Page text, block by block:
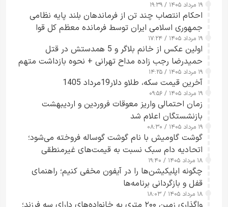
۱۹ مرداد ۱۴۰۵ / ۱۹:۳۹
احکام انتصاب چند تن از فرماندهان بلند پایه نظامی
جمهوری اسلامی ایران توسط فرمانده معظم کل قوا
صادر شد
۱۹ مرداد ۱۴۰۵ / ۱۷:۲۴
اولین عکس از خانم بلاگر و 5 همدستش در قتل
حمیدرضا رجب زاده مداح تهرانی + نحوه بازداشت متهم
زن قبل از ترک ایران
۱۹ مرداد ۱۴۰۵ / ۱۴:۲۵
آخرین قیمت سکه، طلاو دلار19مرداد 1405
۱۹ مرداد ۱۴۰۵ / ۰۹:۵۶
زمان احتمالی واریز معوقات فروردین و اردیبهشت
بازنشستگان اعلام شد
۱۹ مرداد ۱۴۰۵ / ۰۸:۳۰
گوشت گاومیش با نام گوشت گوساله فروخته می‌شود؛
اتحادیه دام سبک نسبت به قیمت‌های غیرمنطقی
هشدار داد
۱۸ مرداد ۱۴۰۵ / ۱۹:۴۰
چگونه اپلیکیشن‌ها را در آیفون مخفی کنیم؛ راهنمای
قفل و بازگردانی برنامه‌ها
۱۸ مرداد ۱۴۰۵ / ۱۸:۰۳